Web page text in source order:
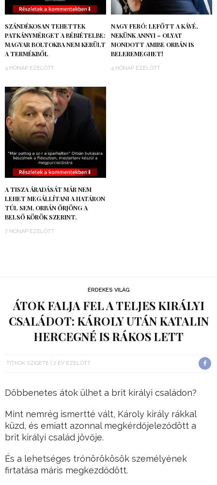
SZÁNDÉKOSAN TEHETTEK
PATKÁNYMÉRGET A BÉBIÉTELBE:
MAGYAR BOLTOKBA NEM KERÜLT
A TERMÉKBŐL
4 HÓNAP EZELŐTT
NAGY FERÓ: LEFŐTT A KÁVÉ,
NEKÜNK ANNYI – OLYAT
MONDOTT AMIBE ORBÁN IS
BELEREMEGHET!
4 HÓNAP EZELŐTT
A TISZA ÁRADÁSÁT MÁR NEM
LEHET MEGÁLLÍTANI A HATÁRON
TÚL SEM, ORBÁN ŐRJÖNG A
BELSŐ KÖRÖK SZERINT.
7 HÓNAP EZELŐTT
ÉRDEKES VILÁG
ÁTOK FALJA FEL A TELJES KIRÁLYI
CSALÁDOT: KÁROLY UTÁN KATALIN
HERCEGNÉ IS RÁKOS LETT
TITKOK SZIGETE 2 ÉV EZELŐTT
Döbbenetes átok ülhet a brit királyi családon?
Mint nemrég ismertté vált, Károly király rákkal
küzd, és emiatt azonnal megkérdőjeleződött a
brit királyi család jövője.
És a lehetséges trónörökösök személyének
firtatása máris megkezdődött.